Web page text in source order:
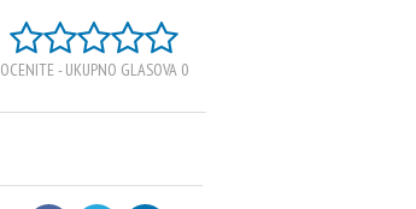
OCENITE - UKUPNO GLASOVA 0